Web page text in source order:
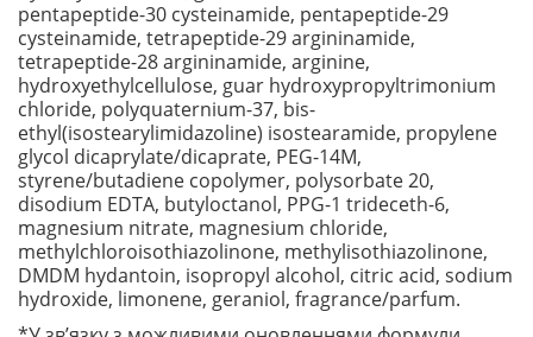
pentapeptide-30 cysteinamide, pentapeptide-29
cysteinamide, tetrapeptide-29 argininamide,
tetrapeptide-28 argininamide, arginine,
hydroxyethylcellulose, guar hydroxypropyltrimonium
chloride, polyquaternium-37, bis-
ethyl(isostearylimidazoline) isostearamide, propylene
glycol dicaprylate/dicaprate, PEG-14M,
styrene/butadiene copolymer, polysorbate 20,
disodium EDTA, butyloctanol, PPG-1 trideceth-6,
magnesium nitrate, magnesium chloride,
methylchloroisothiazolinone, methylisothiazolinone,
DMDM hydantoin, isopropyl alcohol, citric acid, sodium
hydroxide, limonene, geraniol, fragrance/parfum.